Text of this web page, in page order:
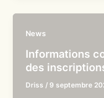
News
Informations
des
Driss / 9 septembre